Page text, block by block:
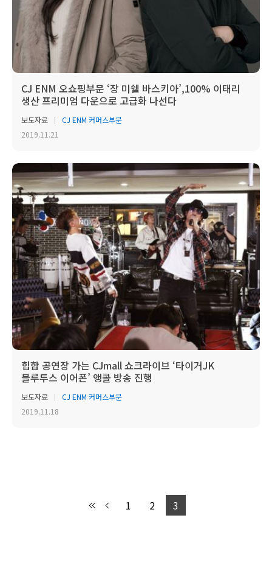
CJ ENM 오쇼핑부문 ‘장 미쉘 바스키아’,100% 이태리
생산 프리미엄 다운으로 고급화 나선다
보도자료
CJ ENM 커머스부문
2019.11.21
힙합 공연장 가는 CJmall 쇼크라이브 ‘타이거JK
블루투스 이어폰’ 앵콜 방송 진행
보도자료
CJ ENM 커머스부문
2019.11.18
1 2 3